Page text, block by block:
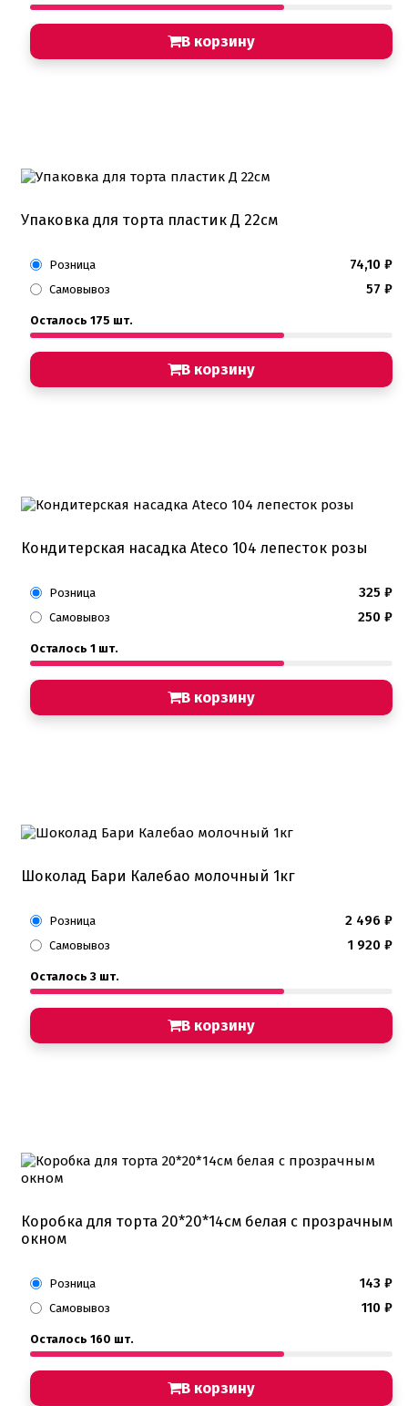
В корзину
Упаковка для торта пластик Д 22см
Розница 74,10 ₽
Самовывоз 57 ₽
Осталось 175 шт.
В корзину
Кондитерская насадка Ateco 104 лепесток розы
Розница 325 ₽
Самовывоз 250 ₽
Осталось 1 шт.
В корзину
Шоколад Бари Калебао молочный 1кг
Розница 2 496 ₽
Самовывоз 1 920 ₽
Осталось 3 шт.
В корзину
Коробка для торта 20*20*14см белая с прозрачным
окном
Розница 143 ₽
Самовывоз 110 ₽
Осталось 160 шт.
В корзину